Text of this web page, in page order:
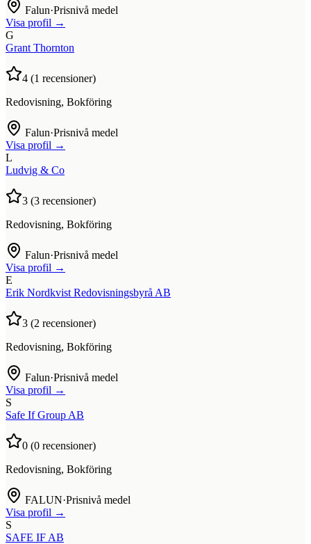
Falun·Prisnivå medel
Visa profil →
G
Grant Thornton
4 (1 recensioner)
Redovisning, Bokföring
Falun·Prisnivå medel
Visa profil →
L
Ludvig & Co
3 (3 recensioner)
Redovisning, Bokföring
Falun·Prisnivå medel
Visa profil →
E
Erik Nordkvist Redovisningsbyrå AB
3 (2 recensioner)
Redovisning, Bokföring
Falun·Prisnivå medel
Visa profil →
S
Safe If Group AB
0 (0 recensioner)
Redovisning, Bokföring
FALUN·Prisnivå medel
Visa profil →
S
SAFE IF AB